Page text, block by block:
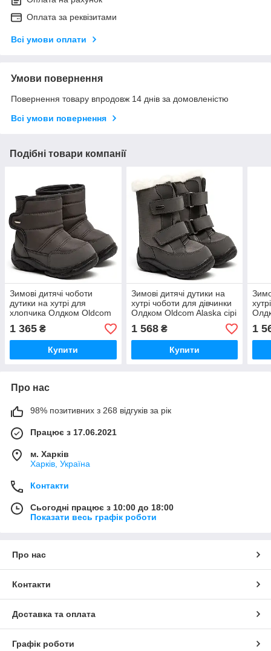
Оплата за реквізитами
Всі умови оплати
Умови повернення
Повернення товару впродовж 14 днів за домовленістю
Всі умови повернення
Подібні товари компанії
Зимові дитячі чоботи
дутики на хутрі для
хлопчика Олдком Oldcom
Lilo сірі розмір 23-31
1 365 ₴
Купити
Зимові дитячі дутики на
хутрі чоботи для дівчинки
Олдком Oldcom Alaska сірі
розмір 23-31
1 568₴
Купити
1
Про нас
98% позитивних з 268 відгуків за рік
Працює з 17.06.2021
м. Харків
Харків, Україна
Контакти
Сьогодні працює з 10:00 до 18:00
Показати весь графік роботи
Про нас
Контакти
Доставка та оплата
Графік роботи